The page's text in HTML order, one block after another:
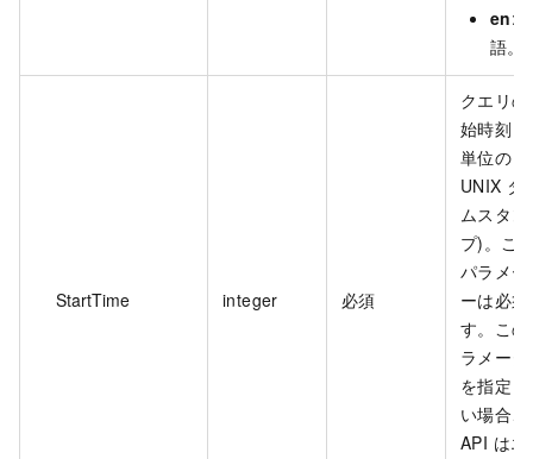
en:
語。
StartTime integer 必須
クエリ
始時刻 (
単位の
UNIX タ
ムスタン
プ)。こ
パラメー
ーは必
す。この
ラメー
を指定
い場合、
API はエ